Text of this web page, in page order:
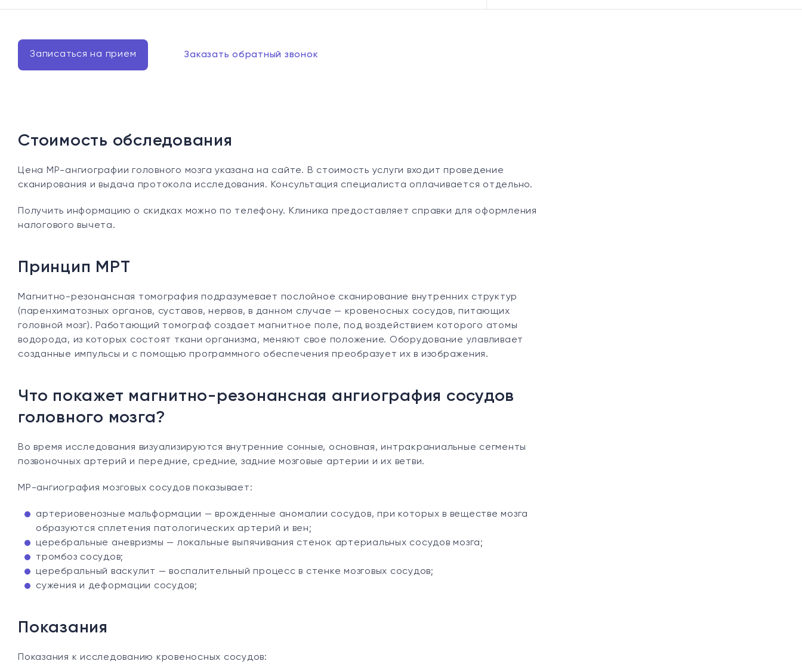
Записаться на прием Заказать обратный звонок
Стоимость обследования
Цена МР-ангиографии головного мозга указана на сайте. В стоимость услуги входит проведение
сканирования и выдача протокола исследования. Консультация специалиста оплачивается отдельно.
Получить информацию о скидках можно по телефону. Клиника предоставляет справки для оформления
налогового вычета.
Принцип МРТ
Магнитно-резонансная томография подразумевает послойное сканирование внутренних структур
(паренхиматозных органов, суставов, нервов, в данном случае — кровеносных сосудов, питающих
головной мозг). Работающий томограф создает магнитное поле, под воздействием которого атомы
водорода, из которых состоят ткани организма, меняют свое положение. Оборудование улавливает
созданные импульсы и с помощью программного обеспечения преобразует их в изображения.
Что покажет магнитно-резонансная ангиография сосудов
головного мозга?
Во время исследования визуализируются внутренние сонные, основная, интракраниальные сегменты
позвоночных артерий и передние, средние, задние мозговые артерии и их ветви.
МР-ангиография мозговых сосудов показывает:
артериовенозные мальформации — врожденные аномалии сосудов, при которых в веществе мозга
образуются сплетения патологических артерий и вен;
церебральные аневризмы — локальные выпячивания стенок артериальных сосудов мозга;
тромбоз сосудов;
церебральный васкулит — воспалительный процесс в стенке мозговых сосудов;
сужения и деформации сосудов;
Показания
Показания к исследованию кровеносных сосудов: